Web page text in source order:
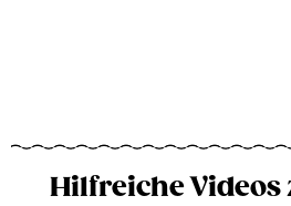
Hilfreiche Videos